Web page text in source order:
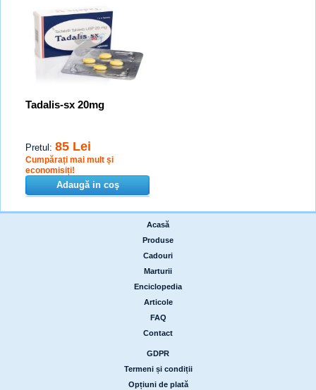
Tadalis-sx 20mg
Pretul: 85 Lei
Cumpărați mai mult și
economisiți!
Adaugă in coş
Acasă
Produse
Cadouri
Marturii
Enciclopedia
Articole
FAQ
Contact
GDPR
Termeni și condiții
Opțiuni de plată